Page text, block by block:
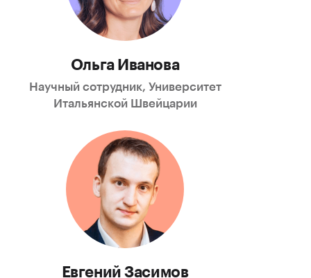
Ольга Иванова
Научный сотрудник, Университет
Итальянской Швейцарии
Евгений Засимов